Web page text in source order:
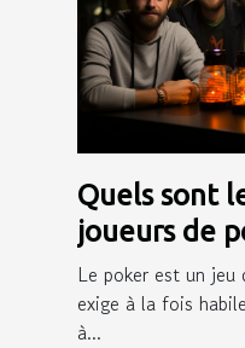
Quels sont
joueurs de
Winamax ?
Le poker est un
exige à la fois
à...